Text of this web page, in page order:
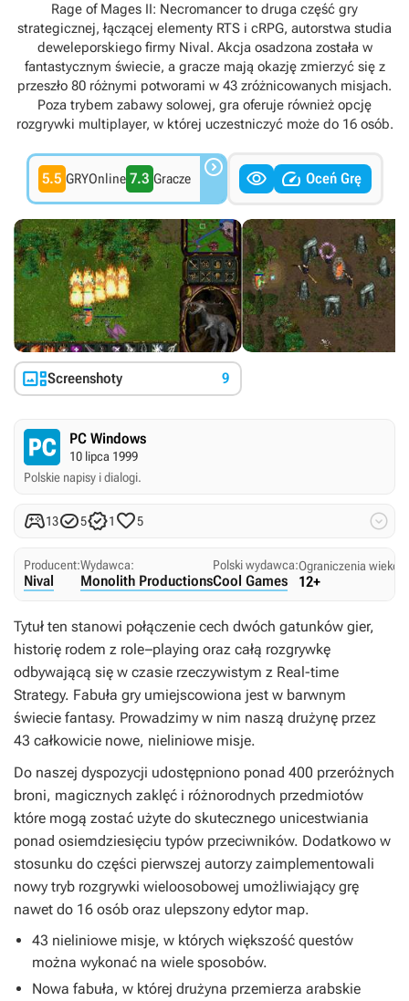
Rage of Mages II: Necromancer to druga część gry
strategicznej, łączącej elementy RTS i cRPG, autorstwa studia
deweleporskiego firmy Nival. Akcja osadzona została w
fantastycznym świecie, a gracze mają okazję zmierzyć się z
przeszło 80 różnymi potworami w 43 zróżnicowanych misjach.
Poza trybem zabawy solowej, gra oferuje również opcję
rozgrywki multiplayer, w której uczestniczyć może do 16 osób.
5.5 GRYOnline 7.3 Gracze    Oceń Grę
Screenshoty 9
PC Windows
10 lipca 1999
Polskie napisy i dialogi.
1351 5 
Producent:
Nival
Wydawca:
Monolith Productions
Polski wydawca:
Cool Games
Ograniczenia
12+
Tytuł ten stanowi połączenie cech dwóch gatunków gier,
historię rodem z role–playing oraz całą rozgrywkę
odbywającą się w czasie rzeczywistym z Real-time
Strategy. Fabuła gry umiejscowiona jest w barwnym
świecie fantasy. Prowadzimy w nim naszą drużynę przez
43 całkowicie nowe, nieliniowe misje.
Do naszej dyspozycji udostępniono ponad 400 przeróżnych
broni, magicznych zaklęć i różnorodnych przedmiotów
które mogą zostać użyte do skutecznego unicestwiania
ponad osiemdziesięciu typów przeciwników. Dodatkowo w
stosunku do części pierwszej autorzy zaimplementowali
nowy tryb rozgrywki wieloosobowej umożliwiający grę
nawet do 16 osób oraz ulepszony edytor map.
43 nieliniowe misje, w których większość questów
można wykonać na wiele sposobów.
Nowa fabuła, w której drużyna przemierza arabskie